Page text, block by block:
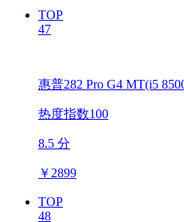
TOP
47
惠普282 Pro G4 MT(i5
热度指数100
8.5 分
￥ 2899
TOP
48